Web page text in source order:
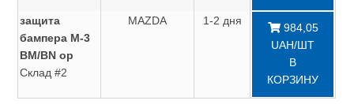
защита
бампера M-3
BM/BN ор
Склад #2
MAZDA 1-2 дня
984,05
UAH/ШТ
В
КОРЗИНУ